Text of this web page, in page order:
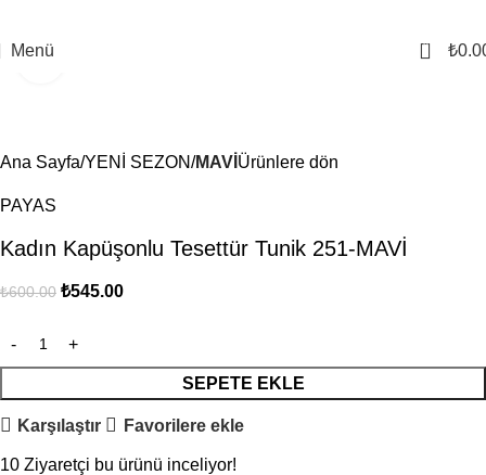
Menü 0 ₺
Ana Sayfa YENİ SEZON MAVİ Ürünlere dön
PAYAS
Kadın Kapüşonlu Tesettür Tunik 251-MAVİ
₺600.00 ₺545.00
SEPETE EKLE
Karşılaştır Favorilere ekle
10 Ziyaretçi bu ürünü inceliyor!